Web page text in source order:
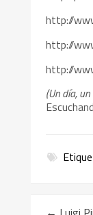
http://
http://
http://
(Un día,